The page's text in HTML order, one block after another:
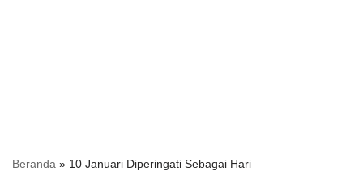
Beranda » 10 Januari Diperingati Sebagai Hari